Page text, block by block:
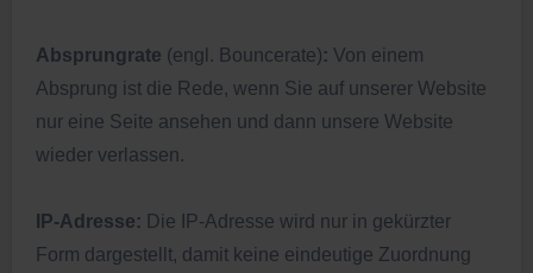
Absprungrate (engl. Bouncerate): Von einem
Absprung ist die Rede, wenn Sie auf unserer Website
nur eine Seite ansehen und dann unsere Website
wieder verlassen.
IP-Adresse: Die IP-Adresse wird nur in gekürzter
Form dargestellt, damit keine eindeutige Zuordnung